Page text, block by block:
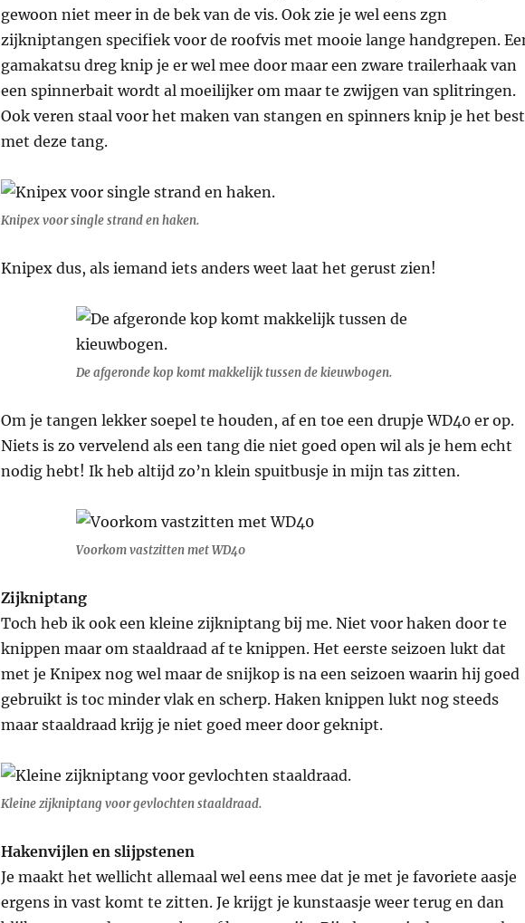
gewoon niet meer in de bek van de vis. Ook zie je wel eens zgn
zijkniptangen specifiek voor de roofvis met mooie lange handgrepen.
gamakatsu dreg knip je er wel mee door maar een zware trailerhaak van
een spinnerbait wordt al moeilijker om maar te zwijgen van splitringen.
Ook veren staal voor het maken van stangen en spinners knip je het best
met deze tang.
Knipex voor single strand en haken.
Knipex dus, als iemand iets anders weet laat het gerust zien!
De afgeronde kop komt makkelijk tussen de kieuwbogen.
Om je tangen lekker soepel te houden, af en toe een drupje WD40 er op.
Niets is zo vervelend als een tang die niet goed open wil als je hem echt
nodig hebt! Ik heb altijd zo’n klein spuitbusje in mijn tas zitten.
Voorkom vastzitten met WD40
Zijkniptang
Toch heb ik ook een kleine zijkniptang bij me. Niet voor haken door te
knippen maar om staaldraad af te knippen. Het eerste seizoen lukt dat
met je Knipex nog wel maar de snijkop is na een seizoen waarin hij goed
gebruikt is toc minder vlak en scherp. Haken knippen lukt nog steeds
maar staaldraad krijg je niet goed meer door geknipt.
Kleine zijkniptang voor gevlochten staaldraad.
Hakenvijlen en slijpstenen
Je maakt het wellicht allemaal wel eens mee dat je met je favoriete aasje
ergens in vast komt te zitten. Je krijgt je kunstaasje weer terug en dan